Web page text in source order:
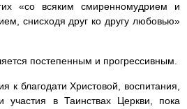
«со всяким смиренномудрием и
снисходя друг ко другу любовью»
постепенным и прогрессивным.
к благодати Христовой, воспитания,
участия в Таинствах Церкви, пока